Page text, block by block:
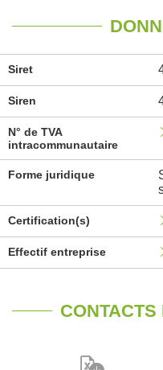
Siret
Siren
N° de TVA
intracommunautaire
Forme juridique
Certification(s)
Effectif entreprise
CONTACTS